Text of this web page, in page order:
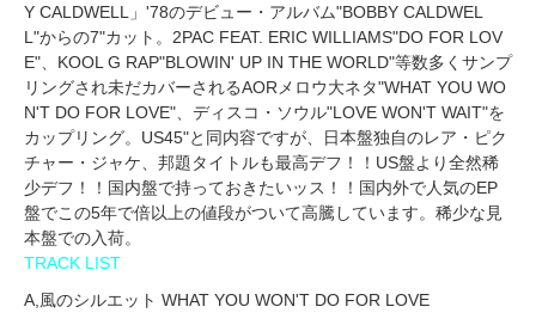
Y CALDWELL」'78のデビュー・アルバム"BOBBY CALDWEL
L"からの7"カット。2PAC FEAT. ERIC WILLIAMS"DO FOR LOV
E"、KOOL G RAP"BLOWIN' UP IN THE WORLD"等数多くサンプ
リングされ未だカバーされるAORメロウ大ネタ"WHAT YOU WO
N'T DO FOR LOVE"、ディスコ・ソウル"LOVE WON'T WAIT"を
カップリング。US45"と同内容ですが、日本盤独自のレア・ピク
チャー・ジャケ、邦題タイトルも最高デフ！！US盤より全然稀
少デフ！！国内盤で持っておきたいッス！！国内外で人気のEP
盤でこの5年で倍以上の値段がついて高騰しています。稀少な見
本盤での入荷。
TRACK LIST
A,風のシルエット WHAT YOU WON'T DO FOR LOVE